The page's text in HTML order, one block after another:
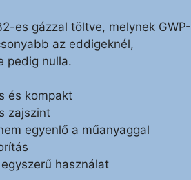
es gázzal töltve, melynek GWP-
az eddigeknél,
pedig nulla.
és kompakt
zajszint
egyenlő a műanyaggal
használat